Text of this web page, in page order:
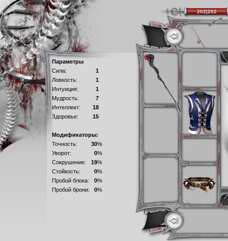
Параметры
Сила:
1
Ловкость:
1
Интуиция:
1
Мудрость:
7
Интеллект:
18
Здоровье:
15
Модификаторы:
Точность:
30%
Уворот:
0%
Сокрушение:
19%
Стойкость:
0%
Пробой блока:
0%
Пробой брони:
0%
202|202